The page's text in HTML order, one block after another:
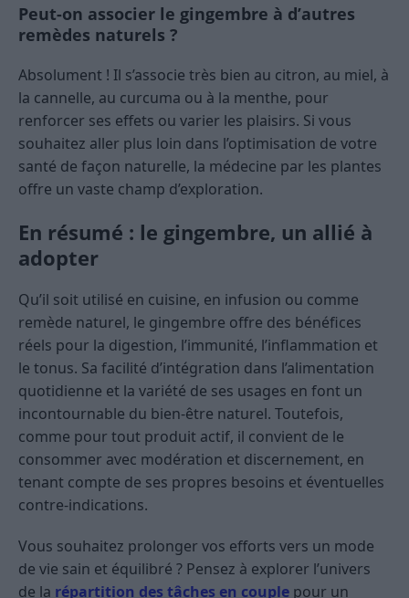
Peut-on associer le gingembre à d’autres
remèdes naturels ?
Absolument ! Il s’associe très bien au citron, au miel, à
la cannelle, au curcuma ou à la menthe, pour
renforcer ses effets ou varier les plaisirs. Si vous
souhaitez aller plus loin dans l’optimisation de votre
santé de façon naturelle, la médecine par les plantes
offre un vaste champ d’exploration.
En résumé : le gingembre, un allié à
adopter
Qu’il soit utilisé en cuisine, en infusion ou comme
remède naturel, le gingembre offre des bénéfices
réels pour la digestion, l’immunité, l’inflammation et
le tonus. Sa facilité d’intégration dans l’alimentation
quotidienne et la variété de ses usages en font un
incontournable du bien-être naturel. Toutefois,
comme pour tout produit actif, il convient de le
consommer avec modération et discernement, en
tenant compte de ses propres besoins et éventuelles
contre-indications.
Vous souhaitez prolonger vos efforts vers un mode
de vie sain et équilibré ? Pensez à explorer l’univers
de la répartition des tâches en couple pour un